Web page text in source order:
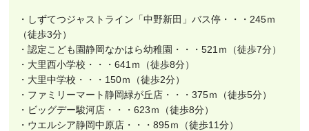
・しずてつジャストライン「中野新田」バス停・・・245ｍ
（徒歩3分）
・認定こども園静岡なかはら幼稚園・・・521ｍ（徒歩7分）
・大里西小学校・・・641ｍ（徒歩8分）
・大里中学校・・・150ｍ（徒歩2分）
・ファミリーマート静岡緑が丘店・・・375ｍ（徒歩5分）
・ビッグデー駿河店・・・623ｍ（徒歩8分）
・ウエルシア静岡中原店・・・895ｍ（徒歩11分）